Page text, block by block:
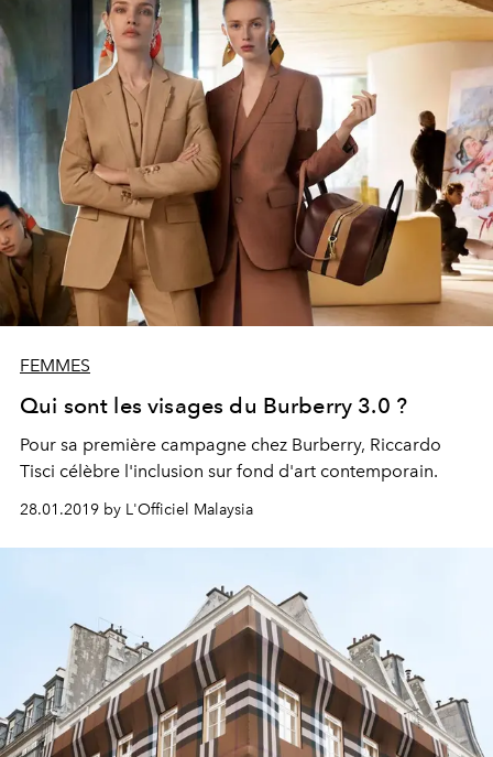
FEMMES
Qui sont les visages du Burberry 3.0 ?
Pour sa première campagne chez Burberry, Riccardo
Tisci célèbre l'inclusion sur fond d'art contemporain.
28.01.2019 by L'Officiel Malaysia